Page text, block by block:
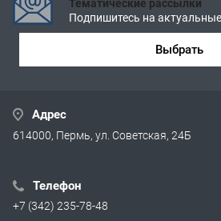
Тематические рассылки
Подпишитесь на
Выбрать
Адрес
614000, Пермь, ул. Советская, 24Б
Телефон
+7 (342) 235-78-48